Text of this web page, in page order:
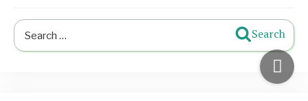
Search
for:
Search